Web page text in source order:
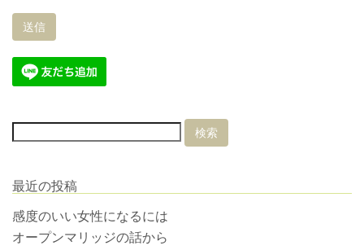
最近の投稿
感度のいい女性になるには
オープンマリッジの話から